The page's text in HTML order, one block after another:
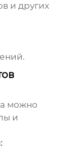
и других
можно
и